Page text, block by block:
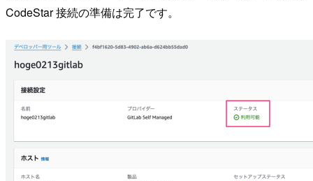
CodeStar 接続の準備は完了です。